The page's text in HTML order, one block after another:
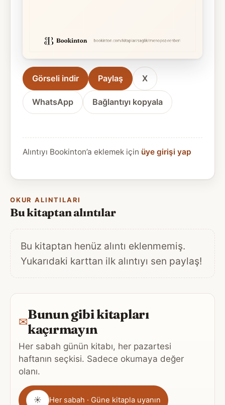
Görseli indir Paylaş X
WhatsApp Bağlantıyı kopyala
Alıntıyı Bookinton’a eklemek için üye girişi yap
OKUR ALINTILARI
Bu kitaptan alıntılar
Bu kitaptan henüz alıntı eklenmemiş.
Yukarıdaki karttan ilk alıntıyı sen paylaş!
✉Bunun gibi kitapları
kaçırmayın
Her sabah günün kitabı, her pazartesi
haftanın seçkisi. Sadece okumaya değer
olanı.
Gönderim
☀ Her sabah · Güne kitapla uyanın